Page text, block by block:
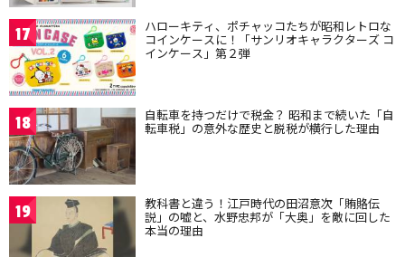
17 ハローキティ、ポチャッコたちが昭和レトロな
コインケースに！「サンリオキャラクターズ コ
インケース」第２弾
18 自転車を持つだけで税金？ 昭和まで続いた「自
転車税」の意外な歴史と脱税が横行した理由
19 教科書と違う！江戸時代の田沼意次「賄賂伝
説」の嘘と、水野忠邦が「大奥」を敵に回した
本当の理由